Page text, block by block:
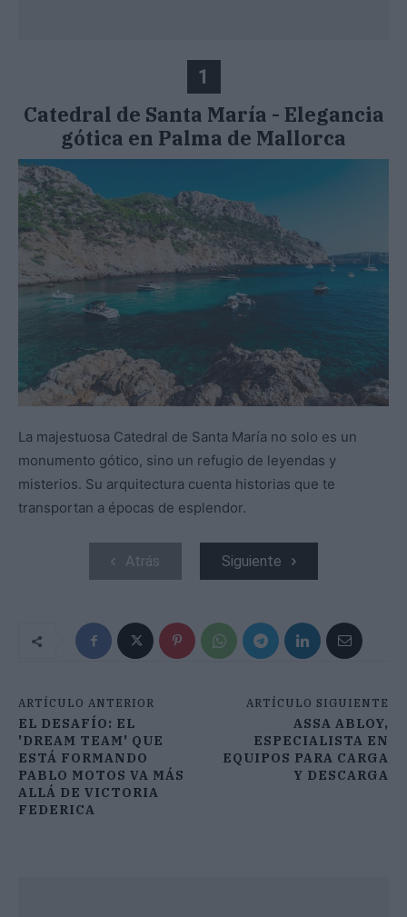
1
Catedral de Santa María - Elegancia
gótica en Palma de Mallorca
La majestuosa Catedral de Santa María no solo es un
monumento gótico, sino un refugio de leyendas y
misterios. Su arquitectura cuenta historias que te
transportan a épocas de esplendor.
Atrás Siguiente
ARTÍCULO ANTERIOR
EL DESAFÍO: EL
'DREAM TEAM' QUE
ESTÁ FORMANDO
PABLO MOTOS VA MÁS
ALLÁ DE VICTORIA
FEDERICA
ARTÍCULO SIGUIENTE
ASSA ABLOY,
ESPECIALISTA EN
EQUIPOS PARA CARGA
Y DESCARGA